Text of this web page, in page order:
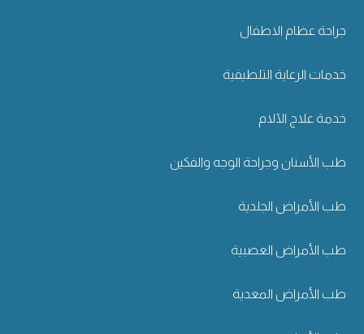
جراحة عظام الاطفال
خدمات الرعاية التلطيفية
خدمة علاج الآلام
طب الأسنان وجراحة الوجه والفكين
طب الأمراض الجلدية
طب الأمراض العصبية
طب الأمراض المعدية